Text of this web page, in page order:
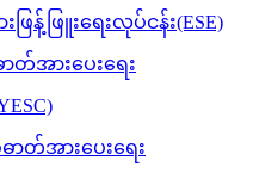
ြန့်ဖြူးရေးလုပ်ငန်း(ESE)
တ်အားပေးရေး
ာတ်အားပေးရေး